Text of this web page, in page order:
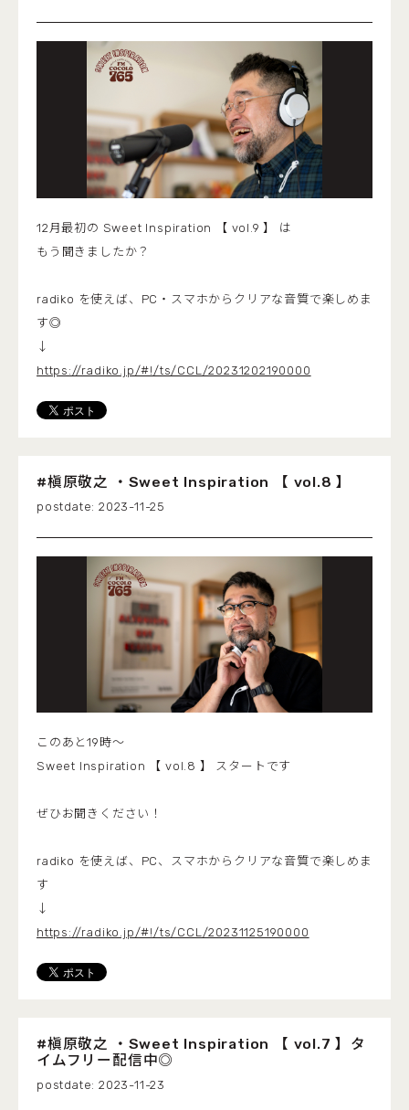
12月最初の Sweet Inspiration 【 vol.9 】 は
もう聞きましたか？
radiko を使えば、PC・スマホからクリアな音質で楽しめま
す◎
↓
https://radiko.jp/#!/ts/CCL/20231202190000
#槇原敬之 ・Sweet Inspiration 【 vol.8 】
2023-11-25
このあと19時〜
Sweet Inspiration 【 vol.8 】 スタートです
ぜひお聞きください！
radiko を使えば、PC、スマホからクリアな音質で楽しめま
す
↓
https://radiko.jp/#!/ts/CCL/20231125190000
#槇原敬之 ・Sweet Inspiration 【 vol.7 】タ
イムフリー配信中◎
2023-11-23